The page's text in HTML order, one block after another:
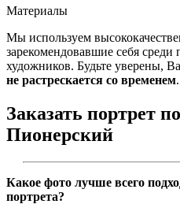
Материалы
Мы используем
зарекомендовавшие себя
художников. Будьте уверены,
не растрескается со временем.
Заказать портрет
Пионерский
Какое фото лучше всего
портрета?